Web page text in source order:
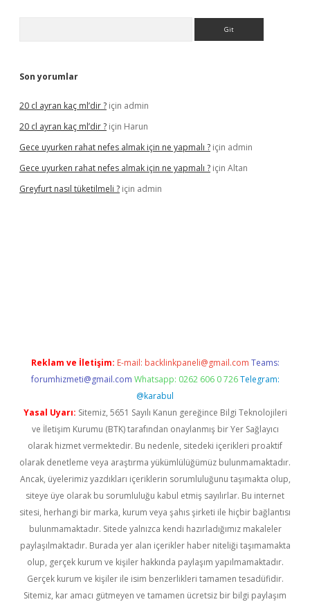
Son yorumlar
20 cl ayran kaç ml’dir ? için admin
20 cl ayran kaç ml’dir ? için Harun
Gece uyurken rahat nefes almak için ne yapmalı ? için admin
Gece uyurken rahat nefes almak için ne yapmalı ? için Altan
Greyfurt nasıl tüketilmeli ? için admin
Reklam ve İletişim: E-mail: backlinkpaneli@gmail.com Teams:
forumhizmeti@gmail.com Whatsapp: 0262 606 0 726 Telegram:
@karabul
Yasal Uyarı: Sitemiz, 5651 Sayılı Kanun gereğince Bilgi Teknolojileri
ve İletişim Kurumu (BTK) tarafından onaylanmış bir Yer Sağlayıcı
olarak hizmet vermektedir. Bu nedenle, sitedeki içerikleri proaktif
olarak denetleme veya araştırma yükümlülüğümüz bulunmamaktadır.
Ancak, üyelerimiz yazdıkları içeriklerin sorumluluğunu taşımakta olup,
siteye üye olarak bu sorumluluğu kabul etmiş sayılırlar. Bu internet
sitesi, herhangi bir marka, kurum veya şahıs şirketi ile hiçbir bağlantısı
bulunmamaktadır. Sitede yalnızca kendi hazırladığımız makaleler
paylaşılmaktadır. Burada yer alan içerikler haber niteliği taşımamakta
olup, gerçek kurum ve kişiler hakkında paylaşım yapılmamaktadır.
Gerçek kurum ve kişiler ile isim benzerlikleri tamamen tesadüfidir.
Sitemiz, kar amacı gütmeyen ve tamamen ücretsiz bir bilgi paylaşım